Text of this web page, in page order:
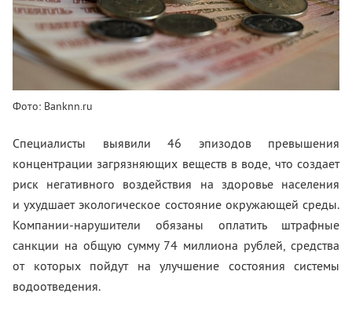
Фото: Banknn.ru
Специалисты выявили 46 эпизодов превышения
концентрации загрязняющих веществ в воде, что создает
риск негативного воздействия на здоровье населения
и ухудшает экологическое состояние окружающей среды.
Компании-нарушители обязаны оплатить штрафные
санкции на общую сумму 74 миллиона рублей, средства
от которых пойдут на улучшение состояния системы
водоотведения.